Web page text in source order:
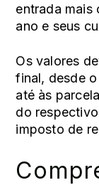
entrada mais
ano e seus
Os valores
final, desde
até às
do
imposto de